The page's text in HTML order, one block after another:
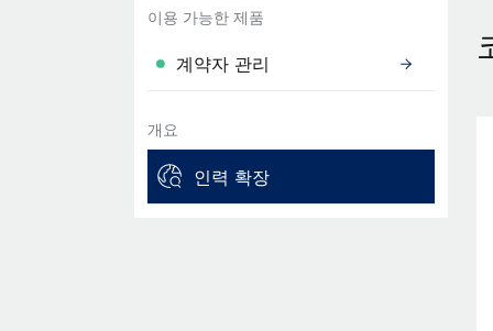
이용 가능한 제품
계약자 관리
개요
인력 확장